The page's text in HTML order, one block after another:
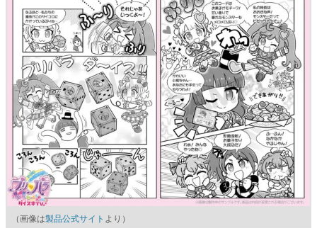
（画像は製品公式サイト より）